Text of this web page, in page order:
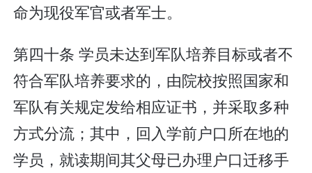
命为现役军官或者军士。
第四十条 学员未达到军队培养目标或者不
符合军队培养要求的，由院校按照国家和
军队有关规定发给相应证书，并采取多种
方式分流；其中，回入学前户口所在地的
学员，就读期间其父母已办理户口迁移手